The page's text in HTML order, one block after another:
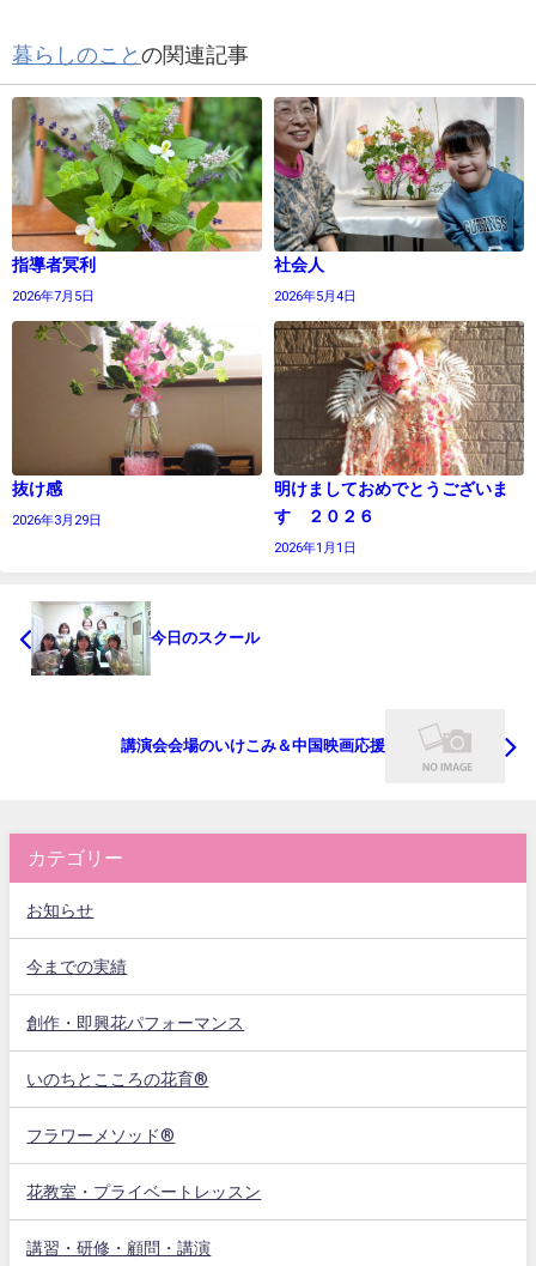
暮らしのことの関連記事
指導者冥利
2026年7月5日
社会人
2026年5月4日
抜け感
2026年3月29日
明けましておめでとうございま
す ２０２６
2026年1月1日
今日のスクール
講演会会場のいけこみ＆中国映画応援
カテゴリー
お知らせ
今までの実績
創作・即興花パフォーマンス
いのちとこころの花育®
フラワーメソッド®
花教室・プライベートレッスン
講習・研修・顧問・講演